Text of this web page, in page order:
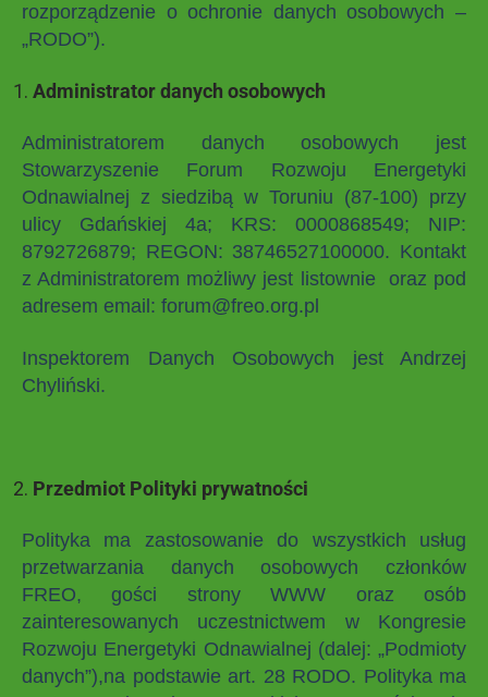
rozporządzenie o ochronie danych osobowych –
„RODO”).
Administrator danych osobowych
Administratorem danych osobowych jest
Stowarzyszenie Forum Rozwoju Energetyki
Odnawialnej z siedzibą w Toruniu (87-100) przy
ulicy Gdańskiej 4a; KRS: 0000868549; NIP:
8792726879; REGON: 38746527100000. Kontakt
z Administratorem możliwy jest listownie oraz pod
adresem email: forum@freo.org.pl
Inspektorem Danych Osobowych jest Andrzej
Chyliński.
Przedmiot Polityki prywatności
Polityka ma zastosowanie do wszystkich usług
przetwarzania danych osobowych członków
FREO, gości strony WWW oraz osób
zainteresowanych uczestnictwem w Kongresie
Rozwoju Energetyki Odnawialnej (dalej: „Podmioty
danych”),na podstawie art. 28 RODO. Polityka ma